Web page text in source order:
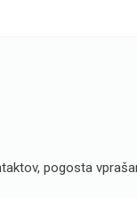
pogosta